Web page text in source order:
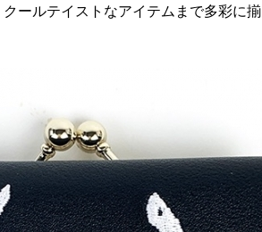
ールテイストなアイテムまで多彩に